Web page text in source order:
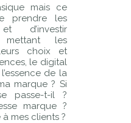
mais ce
prendre les
d’investir
mettant les
choix et
le digital
de la
marque ? Si
passe-t-il ?
marque ?
mes clients ?